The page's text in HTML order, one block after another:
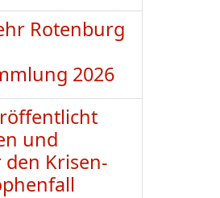
Rotenburg
2026
und
Krisen-